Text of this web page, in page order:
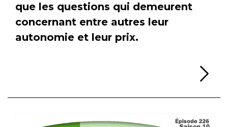
que les questions qui demeurent
concernant entre autres leur
autonomie et leur prix.